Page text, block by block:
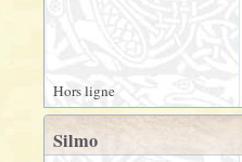
Hors ligne
Silmo